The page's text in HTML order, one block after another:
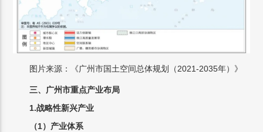
图片来源：《广州市国土空间总体规划（2021-2035年）》
三、广州市重点产业布局
1.战略性新兴产业
（1）产业体系